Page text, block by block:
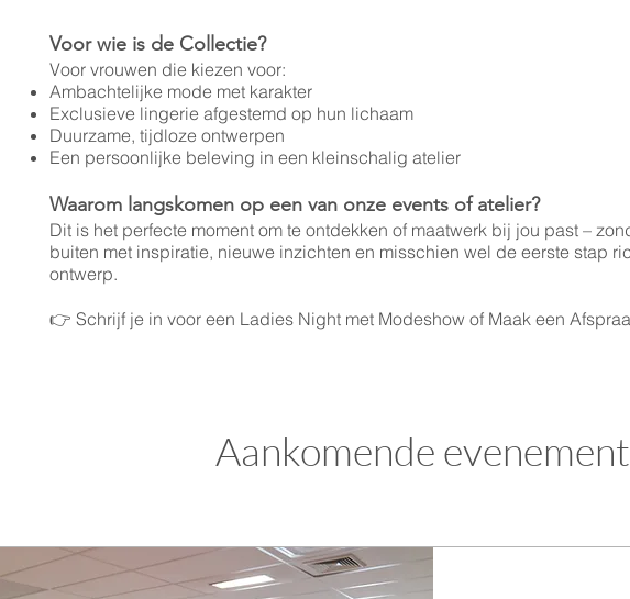
Voor wie is de Collectie?
Voor vrouwen die kiezen voor:
Ambachtelijke mode met karakter
Exclusieve lingerie afgestemd op hun lichaam
Duurzame, tijdloze ontwerpen
Een persoonlijke beleving in een kleinschalig atelier
Waarom langskomen op een van onze events of atelier?
Dit is het perfecte moment om te ontdekken of maatwerk bij jou past –
buiten met inspiratie, nieuwe inzichten en misschien wel de eerste stap
ontwerp.
👉 Schrijf je in voor een Ladies Night met Modeshow of Maak een
Aankomende